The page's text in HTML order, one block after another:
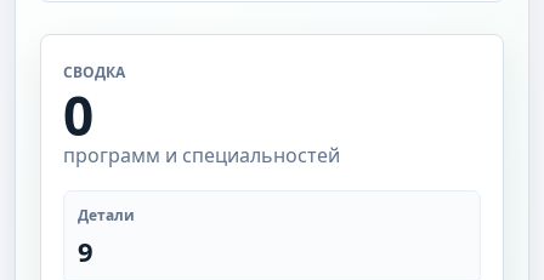
СВОДКА
0
программ и специальностей
Детали
9